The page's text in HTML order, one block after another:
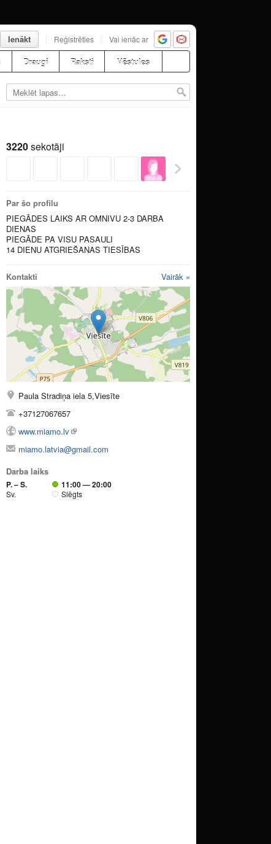
Ienākt Reģistrēties Vai ienāc ar
Draugi Raksti Vēstules
3220sekotāji
Par šo profilu
PIEGĀDES LAIKS AR OMNIVU 2-3 DARBA
DIENAS
PIEGĀDE PA VISU PASAULI
14 DIENU ATGRIEŠANAS TIESĪBAS
Kontakti Vairāk »
Paula Stradiņa iela 5,Viesīte
+37127067657
www.miamo.lv
miamo.latvia@gmail.com
Darba laiks
P. – S. 11:00 — 20:00
Sv. Slēgts